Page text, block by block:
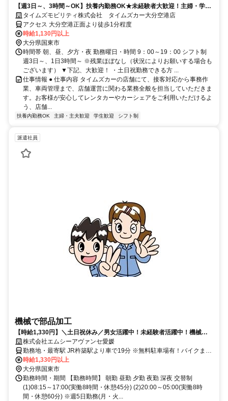
【週3日～、3時間～OK】扶養内勤務OK★未経験者大歓迎！主婦・学
生・中高年活躍中
タイムズモビリティ株式会社 タイムズカー大分空港店
アクセス 大分空港正面より徒歩1分程度
時給1,130円以上
大分県国東市
時間帯 朝、昼、夕方・夜 勤務曜日・時間 9：00～19：00 シフト制
週3日～、1日3時間～ ※残業ほぼなし（状況によりお願いする場合も
ございます） ▼下記、大歓迎！ ・土日祝勤務できる方 ...
仕事情報 ● 仕事内容 タイムズカーの店舗にて、接客対応から事務作
業、車両管理まで、店舗運営に関わる業務全般を担当していただきま
す。お客様が安心してレンタカーやカーシェアをご利用いただけるよ
う、店舗...
扶養内勤務OK 主婦・主夫歓迎 学生歓迎 シフト制
派遣社員
機械で部品加工
【時給1,330円】＼土日祝休み／男女活躍中！未経験者活躍中！機械で
部品加工(MCう35-ET)
株式会社エムシーアヴァンセ愛媛
勤務地・最寄駅 JR杵築駅より車で19分 ※無料駐車場有！バイクまた
は車通勤可能
時給1,330円以上
大分県国東市
勤務時間・期間 【勤務時間】 朝勤 昼勤 夕勤 夜勤 深夜 交替制
(1)08:15～17:00(実働8時間・休憩45分) (2)20:00～05:00(実働8時
間・休憩60分) ※週5日勤務(月・火...